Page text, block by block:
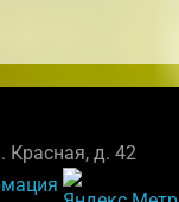
Красная, д. 42